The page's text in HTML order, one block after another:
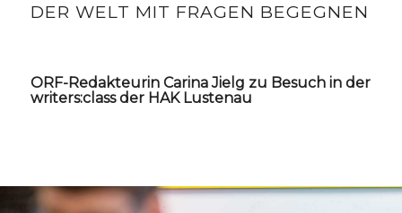
DER WELT MIT FRAGEN BEGEGNEN
ORF-Redakteurin Carina Jielg zu Besuch in der
writers:class der HAK Lustenau